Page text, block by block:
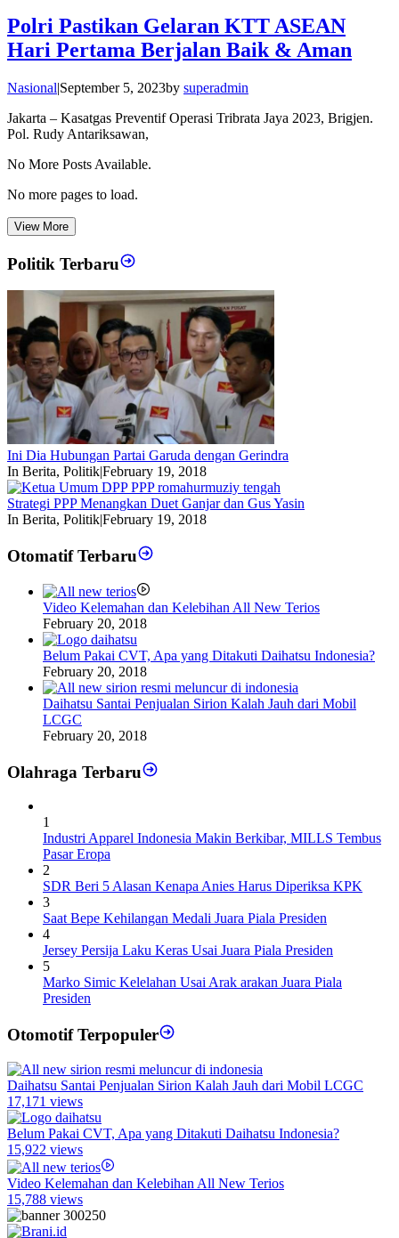
Polri Pastikan Gelaran KTT ASEAN
Hari Pertama Berjalan Baik & Aman
Nasional|September 5, 2023by superadmin
Jakarta – Kasatgas Preventif Operasi Tribrata Jaya 2023, Brigjen.
Pol. Rudy Antariksawan,
No More Posts Available.
No more pages to load.
View More
Politik Terbaru
Ini Dia Hubungan Partai Garuda dengan Gerindra
In Berita, Politik|February 19, 2018
Strategi PPP Menangkan Duet Ganjar dan Gus Yasin
In Berita, Politik|February 19, 2018
Otomatif Terbaru
Video Kelemahan dan Kelebihan All New Terios
February 20, 2018
Belum Pakai CVT, Apa yang Ditakuti Daihatsu Indonesia?
February 20, 2018
Daihatsu Santai Penjualan Sirion Kalah Jauh dari Mobil
LCGC
February 20, 2018
Olahraga Terbaru
1
Industri Apparel Indonesia Makin Berkibar, MILLS Tembus
Pasar Eropa
2
SDR Beri 5 Alasan Kenapa Anies Harus Diperiksa KPK
3
Saat Bepe Kehilangan Medali Juara Piala Presiden
4
Jersey Persija Laku Keras Usai Juara Piala Presiden
5
Marko Simic Kelelahan Usai Arak arakan Juara Piala
Presiden
Otomotif Terpopuler
Daihatsu Santai Penjualan Sirion Kalah Jauh dari Mobil LCGC
17,171 views
Belum Pakai CVT, Apa yang Ditakuti Daihatsu Indonesia?
15,922 views
Video Kelemahan dan Kelebihan All New Terios
15,788 views